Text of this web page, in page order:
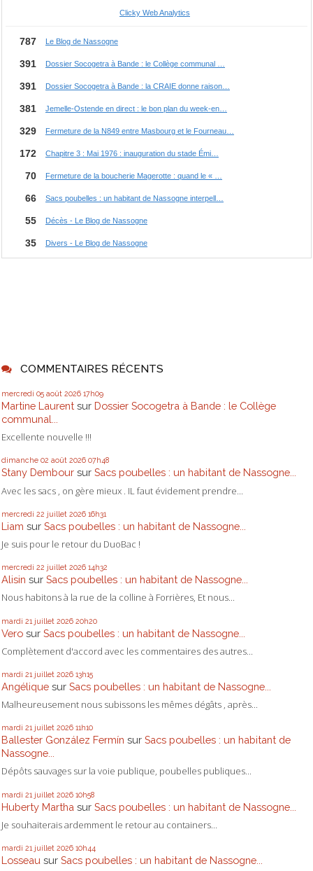
COMMENTAIRES RÉCENTS
mercredi 05 août 2026 17h09
Martine Laurent sur Dossier Socogetra à Bande : le Collège
communal...
Excellente nouvelle !!!
dimanche 02 août 2026 07h48
Stany Dembour sur Sacs poubelles : un habitant de Nassogne...
Avec les sacs , on gère mieux . IL faut évidement prendre...
mercredi 22 juillet 2026 16h31
Liam sur Sacs poubelles : un habitant de Nassogne...
Je suis pour le retour du DuoBac !
mercredi 22 juillet 2026 14h32
Alisin sur Sacs poubelles : un habitant de Nassogne...
Nous habitons à la rue de la colline à Forrières, Et nous...
mardi 21 juillet 2026 20h20
Vero sur Sacs poubelles : un habitant de Nassogne...
Complètement d'accord avec les commentaires des autres...
mardi 21 juillet 2026 13h15
Angélique sur Sacs poubelles : un habitant de Nassogne...
Malheureusement nous subissons les mêmes dégâts , après...
mardi 21 juillet 2026 11h10
Ballester González Fermín sur Sacs poubelles : un habitant de
Nassogne...
Dépôts sauvages sur la voie publique, poubelles publiques...
mardi 21 juillet 2026 10h58
Huberty Martha sur Sacs poubelles : un habitant de Nassogne...
Je souhaiterais ardemment le retour au containers...
mardi 21 juillet 2026 10h44
Losseau sur Sacs poubelles : un habitant de Nassogne...